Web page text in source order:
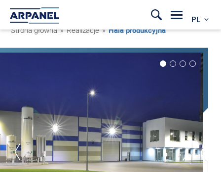
PL
Strona główna » Realizacje »Hala produkcyjna